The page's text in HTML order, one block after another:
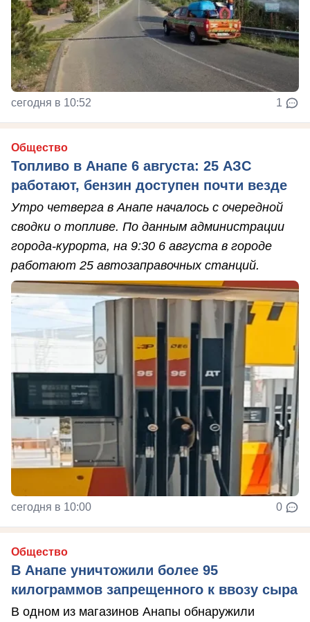
сегодня в 10:52 1
Общество
Топливо в Анапе 6 августа: 25 АЗС
работают, бензин доступен почти везде
Утро четверга в Анапе началось с очередной
сводки о топливе. По данным администрации
города-курорта, на 9:30 6 августа в городе
работают 25 автозаправочных станций.
сегодня в 10:00 0
Общество
В Анапе уничтожили более 95
килограммов запрещенного к ввозу сыра
В одном из магазинов Анапы обнаружили